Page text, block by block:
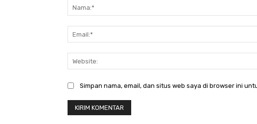
Simpan nama, email, dan situs web saya di browser ini